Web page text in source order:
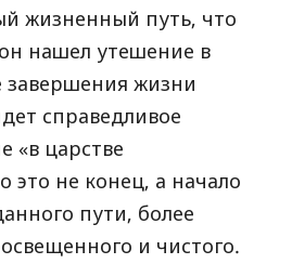
жизненный путь, что
нашел утешение в
завершения жизни
справедливое
«в царстве
это не конец, а начало
пути, более
и чистого.